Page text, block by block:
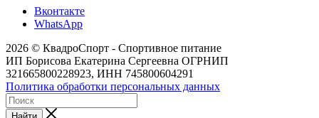
Вконтакте
WhatsApp
2026 © КвадроСпорт - Спортивное питание
ИП Борисова Екатерина Сергеевна ОГРНИП
321665800228923, ИНН 745800604291
Политика обработки персональных данных